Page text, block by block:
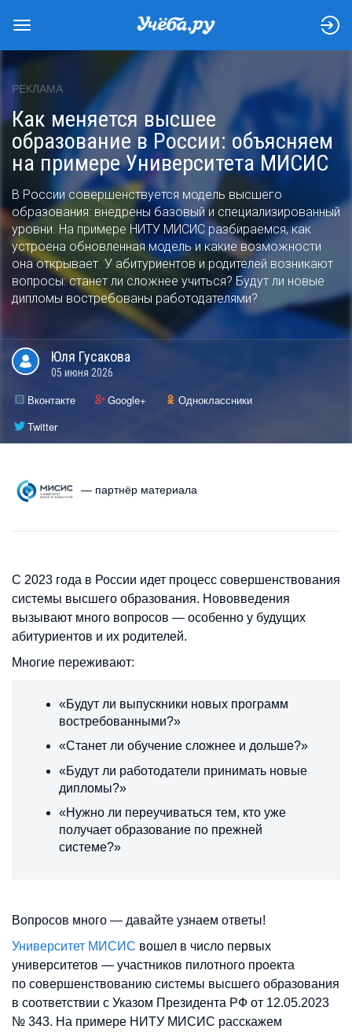
РЕКЛАМА
Как меняется высшее
образование в России: объясняем
на примере Университета МИСИС
В России совершенствуется модель высшего
образования: внедрены базовый и специализированный
уровни. На примере НИТУ МИСИС разбираемся, как
устроена обновленная модель и какие возможности
она открывает. У абитуриентов и родителей возникают
вопросы: станет ли сложнее учиться? Будут ли новые
дипломы востребованы работодателями?
Юля Гусакова
05 июня 2026
Вконтакте Google+
Одноклассники
Twitter
— партнёр материала
С 2023 года в России идет процесс совершенствования
системы высшего образования. Нововведения
вызывают много вопросов — особенно у будущих
абитуриентов и их родителей.
Многие переживают:
«Будут ли выпускники новых программ
востребованными?»
«Станет ли обучение сложнее и дольше?»
«Будут ли работодатели принимать новые
дипломы?»
«Нужно ли переучиваться тем, кто уже
получает образование по прежней
системе?»
Вопросов много — давайте узнаем ответы!
Университет МИСИС вошел в число первых
университетов — участников пилотного проекта
по совершенствованию системы высшего образования
в соответствии с Указом Президента РФ от 12.05.2023
№ 343. На примере НИТУ МИСИС расскажем